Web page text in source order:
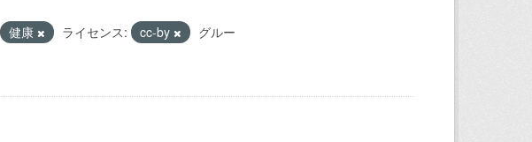
健康 ライセンス: cc-by
グルー